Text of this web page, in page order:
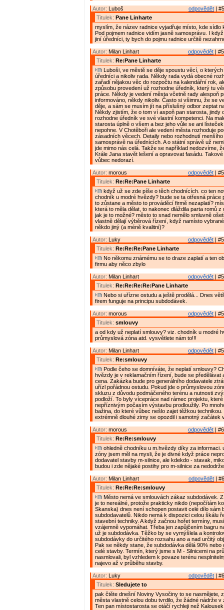
odpovědět |
Autor: Luboš
Titulek: Pane Linharte
myslím, že název radnice vyjadřuje místo, kde sídlo
Pod pojmem radnice vidím jasně samosprávu. I
jiní úředníci, ty bych do pojmu radnice určitě
odpovědět |
Autor: Milan Linhart
Titulek: Re:Pane Linharte
Luboši, ve městě se děje spoustu věcí, o
úředníci a nikoliv rada. Někdy rada vydá obecné
zařadí nějakou věc do rozpočtu na kalendářní rok,
způsobu provedení už rozhodne úředník, který tu
práce. Někdy je vedení města včetně rady alespoň
informováno, někdy nikoliv. Často si všimnu, že se
děje, a sám se musím jít na příslušný odbor zeptat
Někdy zjistím, že o tom ví aspoň pan starosta, jindy
rozhodne úředník ve své vlastní kompetenci. Na
starosta úplně o všem a bez jeho vůle se ani
nepohne. V Chotěboři ale vedení města rozhoduje
zásadních věcech. Detaily nebo rozhodnutí
samosprávě na úřednících. A o státní správě už
jde mimo nás celá. Takže se například nedozvíme,
Krále Jana stavět lešení a opravovat fasádu.
vůbec nedorazí.
odpovědět |
Autor: morous
Titulek: Re:Re:Pane Linharte
když už se zde píše o těch chodnících. co ten
chodník u modré hvězdy? bude se ta otřesná práce
to zůstane a město to prováděcí firmě nezaplatí?
která to měla dělat, to nakonec dláždila parta romů z
jak je to možné? město to snad nemělo smluvně
vlastně dělají výběrová řízení, když namísto
někdo jiný (a méně kvalitní)?
odpovědět |
Autor: Luky
Titulek: Re:Re:Re:Pane Linharte
No někomu známému se to draze zaplatí a ten
firmu aby něco zbylo
odpovědět |
Autor: Milan Linhart
Titulek: Re:Re:Re:Re:Pane Linharte
Nebo si uřízne ostudu a ještě prodělá... Dnes
firem funguje na principu subdodávek.
odpovědět |
Autor: morous
Titulek: smlouvy
a od kdy už neplatí smlouvy? viz. chodník u modré
průmyslová zóna atd. vysvětlete nám to!!!
odpovědět |
Autor: Milan Linhart
Titulek: Re:smlouvy
Podle čeho se domníváte, že neplatí smlouvy?
hvězdy je v reklamačním řízení, bude se předělávat
cena. Zakázka bude pro generálního dodavatele
uřízl pořádnou ostudu. Pokud jde o průmyslovou
skluzu z důvodu podmáčeného terénu a nutnosti
podloží. To byly vícepráce nad rámec projektu,
nepříznivým počasím výstavbu prodloužily. Po
bažina, do které vůbec nešlo zajet těžkou technikou.
extrémně dlouhé zimy se opozdil i samotný začátek
odpovědět |
Autor: morous
Titulek: Re:Re:smlouvy
ohledně chodníku u m.hvězdy díky za informaci.
zóny jsem měl na mysli, že je divné když práce
dodavatel stavby m-silnice, ale kdekdo - stavak,
budou i zde nějaké postihy pro m-silnice za
odpovědět |
Autor: Milan Linhart
Titulek: Re:Re:Re:smlouvy
Město nemá ve smlouvách zákaz subdodávek.
je to nereálné, protože prakticky nikdo (nepočítám
Skanska) dnes není schopen postavit celé dílo sám
subdodavatelů. Nikdo nemá k dispozici celou škálu
stavební techniky. A když začnou hořet termíny,
vzájemně vypomáhat. Třeba jen zapůjčením bagru
už je subdodávka. Těžko by se vymýšlela a
subdodávky do určitého rozsahu ano a nad určitý
Pak se někdy stane, že subdodávka dělá 90% nebo
celé stavby. Termín, který jsme s M - Silnicemi na
nasmlovali, byl vzhledem k povaze terénu
najevo až v průběhu stavby.
odpovědět |
Autor: Luky
Titulek: Sledujete to
pak čtěte dnešní Noviny Vysočiny to se nasmějete,
města vlastně celou dobu tvrdilo, že žádné nádrže v
Ten pan místostarosta se otáčí rychleji než Kalousek